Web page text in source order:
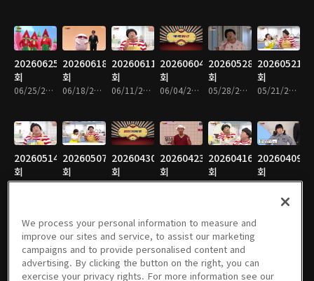
20260625
회
06/25/2026 • 14분
20260618
회
06/18/2026 • 14분
20260611
회
06/11/2026 • 14분
20260604
회
06/04/2026 • 15분
20260528
회
05/28/2026 • 15분
20260521
회
05/21/2026 • 15분
20260514
회
05/14/2026 • 14분
20260507
회
05/07/2026 • 15분
20260430
회
04/30/2026 • 14분
20260423
회
04/23/2026 • 14분
20260416
회
04/16/2026 • 14분
20260409
회
04/09/2026 • 14분
20260402
회
20260326
회
20260319
회
20260312
회
20260305
회
회
We process your personal information to measure and
improve our sites and service, to assist our marketing
campaigns and to provide personalised content and
advertising. By clicking the button on the right, you can
exercise your privacy rights. For more information see our